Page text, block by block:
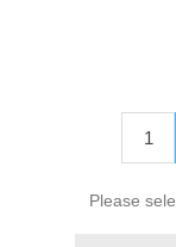
Please